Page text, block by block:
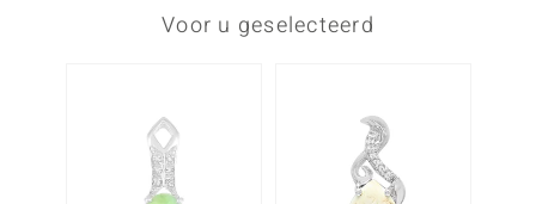
Voor u geselecteerd